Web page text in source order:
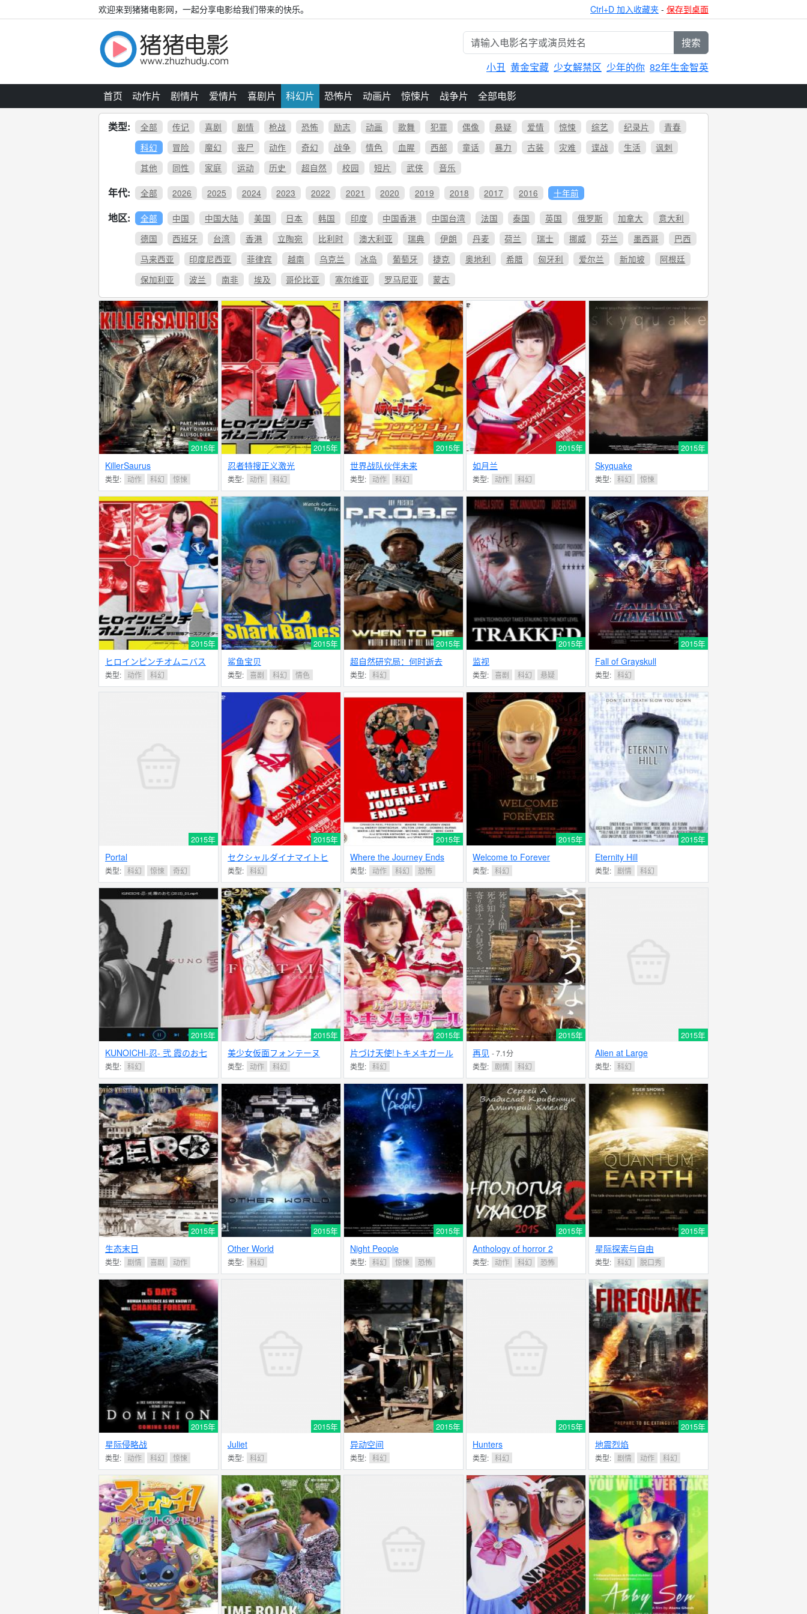
欢迎来到猪猪电影网，一起分享电影给我们带来的快乐。 Ctrl+D 加入收藏夹 - 保存到桌面
搜索
小丑 黄金宝藏 少女解禁区 少年的你 82年生金智英
首页 动作片 剧情片 爱情片 喜剧片 科幻片 恐怖片 动画片 惊悚片 战争片 全部电影
类型: 全部 传记 喜剧 剧情 枪战 恐怖 励志 动画 歌舞 犯罪 偶像 悬疑 爱情 惊悚 综艺 纪录片
青春
科幻
冒险 魔幻 丧尸 动作 奇幻 战争 情色 血腥 西部 童话 暴力 古装 灾难 谍战 生活
讽刺
其他
同性 家庭 运动 历史 超自然 校园 短片 武侠 音乐
年代: 全部 2026 2025 2024 2023 2022 2021 2020 2019 2018 2017 2016 十年前
地区: 全部 中国 中国大陆 美国 日本 韩国 印度 中国香港 中国台湾 法国 泰国 英国 俄罗斯 加拿大
意大利
德国
西班牙 台湾 香港 立陶宛 比利时 澳大利亚 瑞典 伊朗 丹麦 荷兰 瑞士 挪威 芬兰 墨西哥
巴西
马来西亚
印度尼西亚 菲律宾 越南 乌克兰 冰岛 葡萄牙 捷克 奥地利 希腊 匈牙利 爱尔兰 新加坡
阿根廷
保加利亚
波兰 南非 埃及 哥伦比亚 塞尔维亚 罗马尼亚 蒙古
2015年
KillerSaurus
类型: 动作 科幻 惊悚
2015年
忍者特搜正义激光
类型: 动作 科幻
2015年
世界战队伙伴未来
类型: 动作 科幻
2015年
如月兰
类型: 动作 科幻
2015年
Skyquake
类型: 科幻 惊悚
2015年
ヒロインピンチオムニバス
撃獣戦隊アースファイターS
类型: 动作 科幻
2015年
鲨鱼宝贝
类型: 喜剧 科幻 情色
2015年
超自然研究局：何时逝去
类型: 科幻
2015年
监视
类型: 喜剧 科幻 悬疑
2015年
Fall of Grayskull
类型: 科幻
2015年
Portal
类型: 科幻 惊悚 奇幻
2015年
セクシャルダイナマイトヒ
ロイン12 超光部隊バードソ
ルジャー
类型: 科幻
2015年
Where the Journey Ends
类型: 动作 科幻 恐怖
2015年
Welcome to Forever
类型: 科幻
2015年
Eternity Hill
类型: 剧情 科幻
2015年
KUNOICHI-忍- 弐 霞のお七
类型: 科幻
2015年
美少女仮面フォンテーヌ
类型: 动作 科幻
2015年
片づけ天使!トキメキガール
类型: 科幻
2015年
再见 - 7.1分
类型: 剧情 科幻
2015年
Alien at Large
类型: 科幻
2015年
生态末日
类型: 剧情 喜剧 动作
2015年
Other World
类型: 科幻
2015年
Night People
类型: 科幻 惊悚 恐怖
2015年
Anthology of horror 2
类型: 动作 科幻 恐怖
2015年
星际探索与自由
类型: 科幻 脱口秀
2015年
星际侵略战
类型: 动作 科幻 惊悚
2015年
Juliet
类型: 科幻
2015年
异动空间
类型: 科幻
2015年
Hunters
类型: 科幻
2015年
地震烈焰
类型: 剧情 动作 科幻